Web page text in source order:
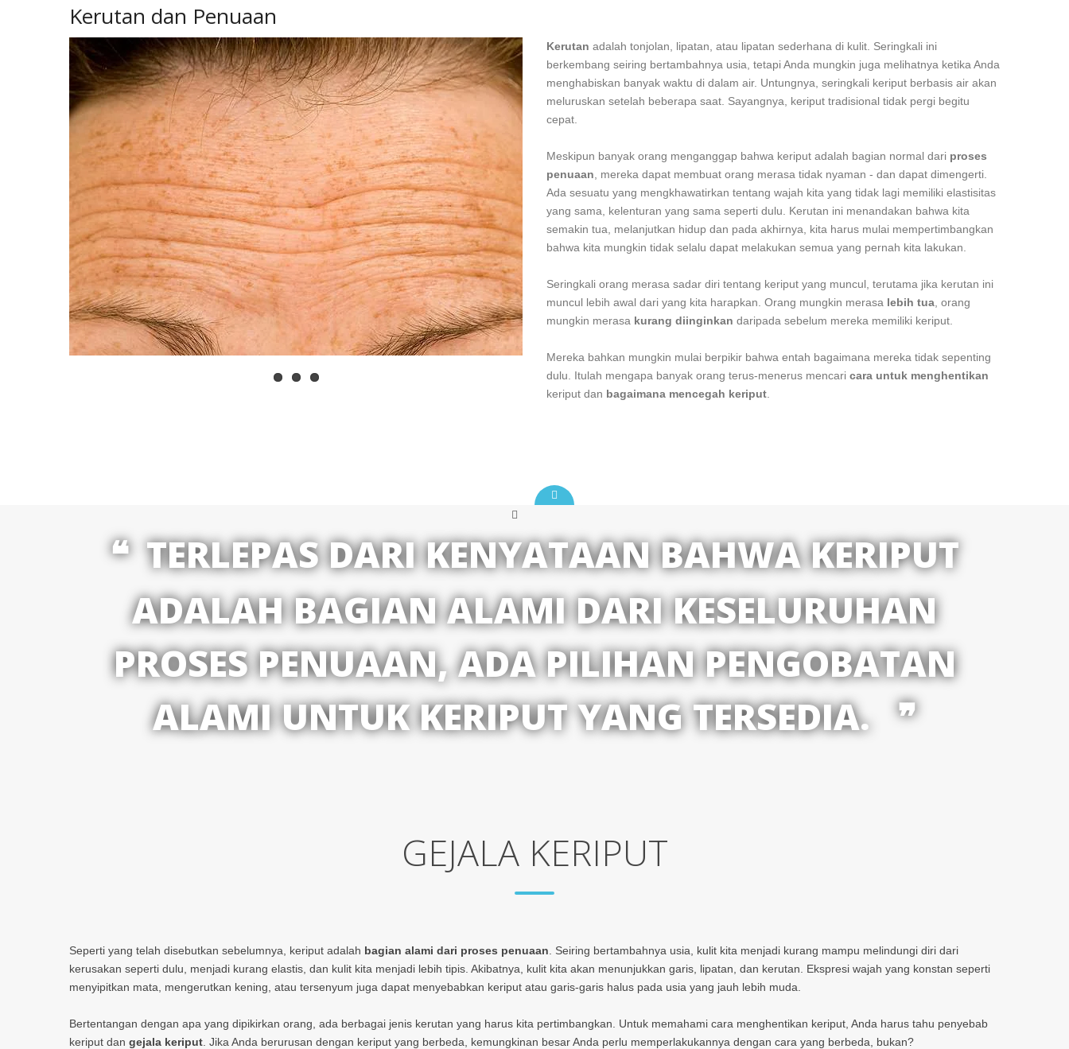
Kerutan dan Penuaan
Kerutan adalah tonjolan, lipatan, atau lipatan sederhana di kulit. Seringkali ini
berkembang seiring bertambahnya usia, tetapi Anda mungkin juga melihatnya ketika Anda
menghabiskan banyak waktu di dalam air. Untungnya, seringkali keriput berbasis air akan
meluruskan setelah beberapa saat. Sayangnya, keriput tradisional tidak pergi begitu
cepat.
Meskipun banyak orang menganggap bahwa keriput adalah bagian normal dari proses
penuaan , mereka dapat membuat orang merasa tidak nyaman - dan dapat dimengerti.
Ada sesuatu yang mengkhawatirkan tentang wajah kita yang tidak lagi memiliki elastisitas
yang sama, kelenturan yang sama seperti dulu. Kerutan ini menandakan bahwa kita
semakin tua, melanjutkan hidup dan pada akhirnya, kita harus mulai mempertimbangkan
bahwa kita mungkin tidak selalu dapat melakukan semua yang pernah kita lakukan.
Seringkali orang merasa sadar diri tentang keriput yang muncul, terutama jika kerutan ini
muncul lebih awal dari yang kita harapkan. Orang mungkin merasa lebih tua , orang
mungkin merasa kurang diinginkan daripada sebelum mereka memiliki keriput.
Mereka bahkan mungkin mulai berpikir bahwa entah bagaimana mereka tidak sepenting
dulu. Itulah mengapa banyak orang terus-menerus mencari cara untuk menghentikan
keriput dan bagaimana mencegah keriput
TERLEPAS DARI KENYATAAN BAHWA KERIPUT
ADALAH BAGIAN ALAMI DARI KESELURUHAN
PROSES PENUAAN, ADA PILIHAN PENGOBATAN
ALAMI UNTUK KERIPUT YANG TERSEDIA.
GEJALA KERIPUT
Seperti yang telah disebutkan sebelumnya, keriput adalah bagian alami dari proses penuaan . Seiring bertambahnya usia, kulit kita menjadi kurang mampu melindungi diri dari
kerusakan seperti dulu, menjadi kurang elastis, dan kulit kita menjadi lebih tipis. Akibatnya, kulit kita akan menunjukkan garis, lipatan, dan kerutan. Ekspresi wajah yang konstan seperti
menyipitkan mata, mengerutkan kening, atau tersenyum juga dapat menyebabkan keriput atau garis-garis halus pada usia yang jauh lebih muda.
Bertentangan dengan apa yang dipikirkan orang, ada berbagai jenis kerutan yang harus kita pertimbangkan. Untuk memahami cara menghentikan keriput, Anda harus tahu penyebab
keriput dan gejala keriput . Jika Anda berurusan dengan keriput yang berbeda, kemungkinan besar Anda perlu memperlakukannya dengan cara yang berbeda, bukan?